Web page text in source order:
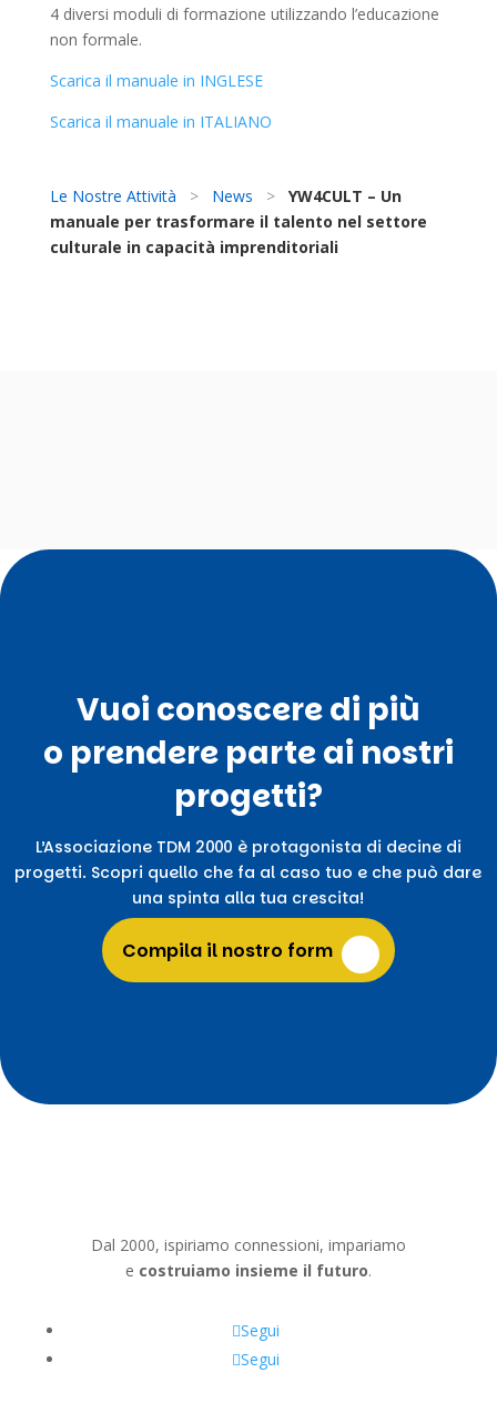
4 diversi moduli di formazione utilizzando l’educazione
non formale.
Scarica il manuale in INGLESE
Scarica il manuale in ITALIANO
Le Nostre Attività > News >
YW4CULT – Un
manuale per trasformare il talento nel settore
culturale in capacità imprenditoriali
Vuoi conoscere di più
o prendere parte ai nostri
progetti?
L’Associazione TDM 2000 è protagonista di decine di
progetti. Scopri quello che fa al caso tuo e che può dare
una spinta alla tua crescita!
Compila il nostro form
Dal 2000, ispiriamo connessioni, impariamo
e costruiamo insieme il futuro.
Segui
Segui